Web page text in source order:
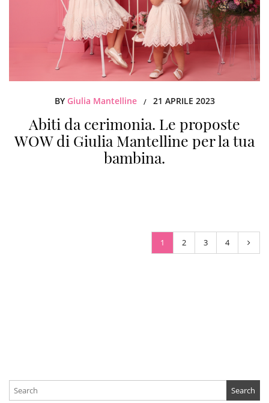
BY Giulia Mantelline / 21 APRILE 2023
Abiti da cerimonia. Le proposte
WOW di Giulia Mantelline per la tua
bambina.
1 2 3 4
for: